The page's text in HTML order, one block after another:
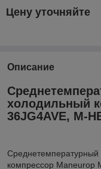
Цену уточняйте
Описание
холодильный
36JG4AVE, M-
компрессор Maneurop